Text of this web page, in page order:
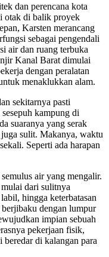
dan perencana kota
otak di balik proyek
Karsten merancang
sebagai pengendali
air dan ruang terbuka
Kanal Barat dimulai
dengan peralatan
menaklukkan alam.
sekitarnya pasti
kampung di
suaranya yang serak
sulit. Makanya, waktu
Seperti ada harapan
air yang mengalir.
dari sulitnya
hingga keterbatasan
dengan lumpur
impian sebuah
pekerjaan fisik,
di kalangan para